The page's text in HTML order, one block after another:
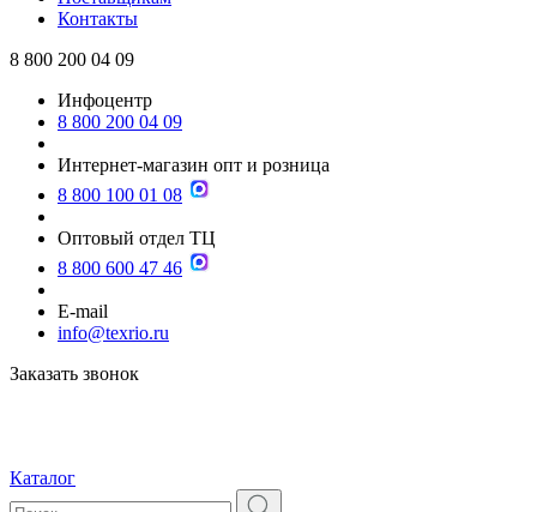
Контакты
8 800 200 04 09
Инфоцентр
8 800 200 04 09
Интернет-магазин опт и розница
8 800 100 01 08
Оптовый отдел ТЦ
8 800 600 47 46
E-mail
info@texrio.ru
Заказать звонок
Каталог